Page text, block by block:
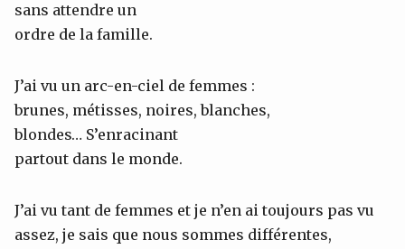
sans attendre un
ordre de la famille.
J’ai vu un arc-en-ciel de femmes :
brunes, métisses, noires, blanches,
blondes… S’enracinant
partout dans le monde.
J’ai vu tant de femmes et je n’en ai toujours pas vu
assez, je sais que nous sommes différentes,